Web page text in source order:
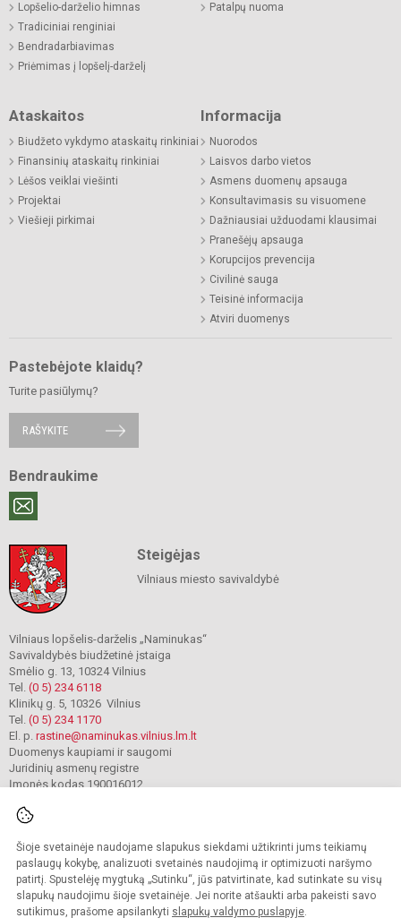
Šioje svetainėje naudojame slapukus siekdami užtikrinti jums teikiamų
paslaugų kokybę, analizuoti svetainės naudojimą ir optimizuoti naršymo
patirtį. Spustelėję mygtuką „Sutinku“, jūs patvirtinate, kad sutinkate su visų
slapukų naudojimu šioje svetainėje. Jei norite atšaukti arba pakeisti savo
sutikimus, prašome apsilankyti slapukų valdymo puslapyje.
Lopšelio-darželio himnas
Tradiciniai renginiai
Bendradarbiavimas
Priėmimas į lopšelį-darželį
Patalpų nuoma
Ataskaitos
Biudžeto vykdymo ataskaitų rinkiniai
Finansinių ataskaitų rinkiniai
Lėšos veiklai viešinti
Projektai
Viešieji pirkimai
Informacija
Nuorodos
Laisvos darbo vietos
Asmens duomenų apsauga
Konsultavimasis su visuomene
Dažniausiai užduodami klausimai
Pranešėjų apsauga
Korupcijos prevencija
Civilinė sauga
Teisinė informacija
Atviri duomenys
Pastebėjote klaidų?
Turite pasiūlymų?
RAŠYKITE
Bendraukime
Steigėjas
Vilniaus miesto savivaldybė
Vilniaus lopšelis-darželis „Naminukas“
Savivaldybės biudžetinė įstaiga
Smėlio g. 13, 10324 Vilnius
Tel. (0 5) 234 6118
Klinikų g. 5, 10326 Vilnius
Tel. (0 5) 234 1170
El. p. rastine@naminukas.vilnius.lm.lt
Duomenys kaupiami ir saugomi
Juridinių asmenų registre
Įmonės kodas 190016012
© 2022. Vilniaus lopšelis darželis Naminukas. Visos teisės saugomos.
Kopijuoti turinį be raštiško darželio administracijos sutikimo griežtai draudžiama.
Prieinamumo paraiška Slapukų valdymas